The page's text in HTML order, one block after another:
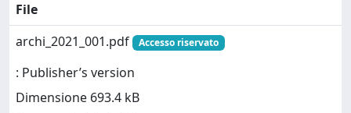
File
archi_2021_001.pdf
Accesso riservato
: Publisher’s version
Dimensione 693.4 kB